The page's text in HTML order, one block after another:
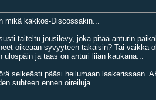
mikä kakkos-Discossakin...
taiteltu jousilevy, joka pitää anturin
oikeaan syvyyteen takaisin? Tai
ja taas on anturi liian kaukana...
selkeästi pääsi heilumaan
suhteen ennen oireiluja...